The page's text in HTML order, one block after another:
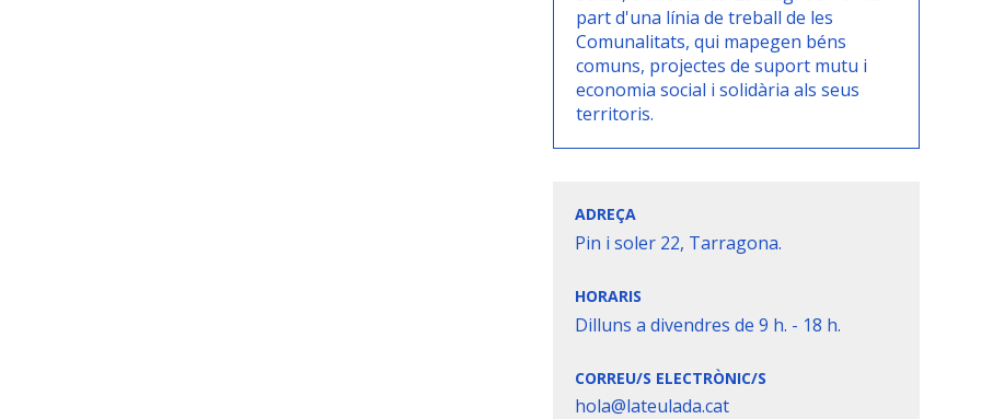
part d'una línia de treball de les
Comunalitats, qui mapegen béns
comuns, projectes de suport mutu i
economia social i solidària als seus
territoris.
ADREÇA
Pin i soler 22, Tarragona.
HORARIS
Dilluns a divendres de 9 h. - 18 h.
CORREU/S ELECTRÒNIC/S
hola@lateulada.cat